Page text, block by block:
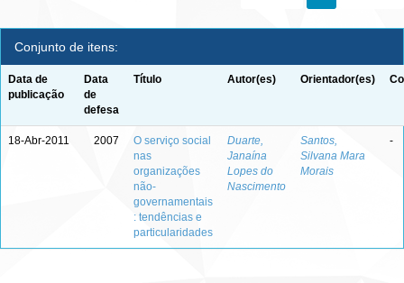
Conjunto de itens:
Data de
publicação
Data
de
defesa
Título Autor(es) Orientador(es)
18-Abr-2011 2007
O serviço social
nas
organizações
não-
governamentais
: tendências e
particularidades
Duarte,
Janaína
Lopes do
Nascimento
Santos,
Silvana Mara
Morais
-